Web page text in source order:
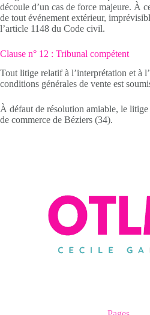
découle d’un cas de force majeure. À
de tout événement extérieur,
l’article 1148 du Code civil.
Clause n° 12 : Tribunal compétent
Tout litige relatif à l’interprétation et à
conditions générales de vente est
À défaut de résolution amiable, le
de commerce de Béziers (34).